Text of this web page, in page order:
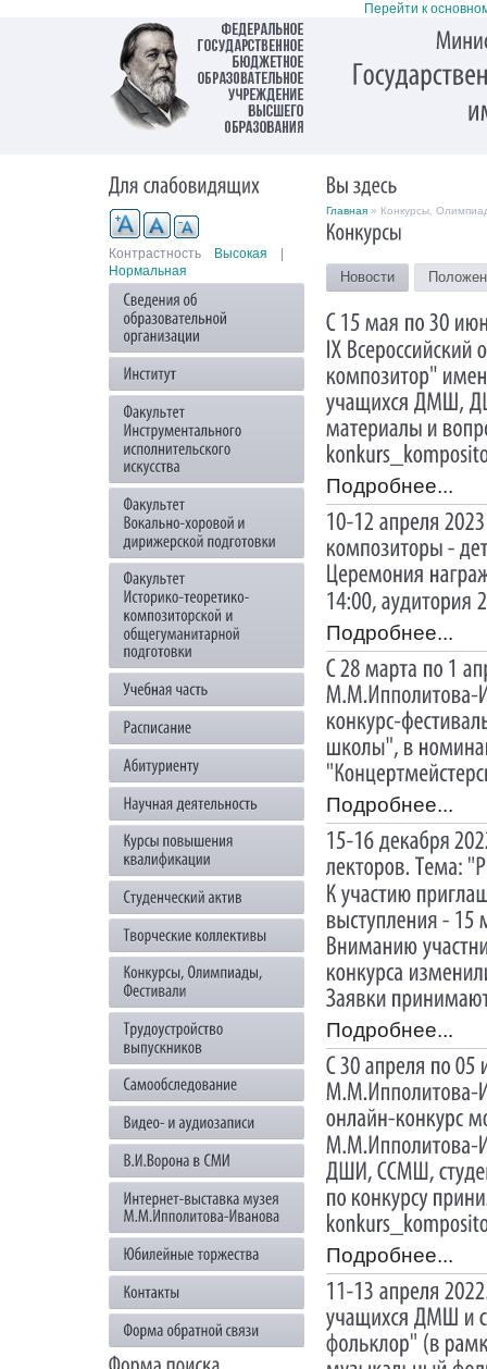
Перейти к
Контрастность Высокая
Нормальная
Главная » Конкурсы,
Новости
Подробнее...
Подробнее...
Подробнее...
Подробнее...
Подробнее...